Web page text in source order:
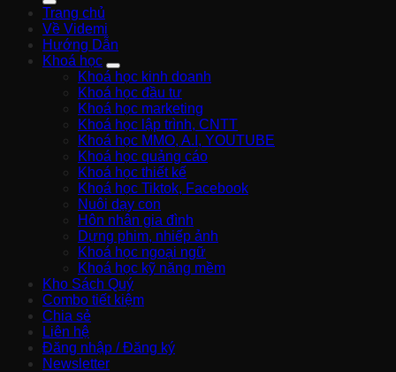
Trang chủ
Về Videmi
Hướng Dẫn
Khoá học
Khoá học kinh doanh
Khoá học đầu tư
Khoá học marketing
Khoá học lập trình, CNTT
Khoá học MMO, A.I, YOUTUBE
Khoá học quảng cáo
Khoá học thiết kế
Khoá học Tiktok, Facebook
Nuôi dạy con
Hôn nhân gia đình
Dựng phim, nhiếp ảnh
Khoá học ngoại ngữ
Khoá học kỹ năng mềm
Kho Sách Quý
Combo tiết kiệm
Chia sẻ
Liên hệ
Đăng nhập / Đăng ký
Newsletter